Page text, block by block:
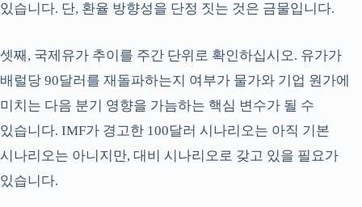
있습니다. 단, 환율 방향성을 단정 짓는 것은 금물입니다.
셋째, 국제유가 추이를 주간 단위로 확인하십시오. 유가가
배럴당 90달러를 재돌파하는지 여부가 물가와 기업 원가에
미치는 다음 분기 영향을 가늠하는 핵심 변수가 될 수
있습니다. IMF가 경고한 100달러 시나리오는 아직 기본
시나리오는 아니지만, 대비 시나리오로 갖고 있을 필요가
있습니다.